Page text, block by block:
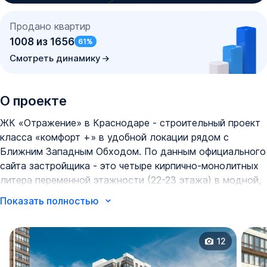
Продано квартир
1008 из 1656 61%
Смотреть динамику
О проекте
ЖК «Отражение» в Краснодаре - строительный проект
класса «комфорт +» в удобной локации рядом с
Ближним Западным Обходом. По данным официального
сайта застройщика - это четыре кирпично-монолитных
литера переменной этажности (22-23 этажа) в модной,
территорией для жизни. Общая площадь застройки - 4,7
Центральные литеры соединены стилобатной частью
комплекса и одноуровневым наземным паркингом, а на
Показать полностью
12